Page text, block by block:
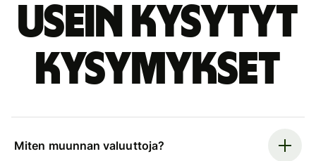
Usein kysytyt
kysymykset
Miten muunnan valuuttoja?